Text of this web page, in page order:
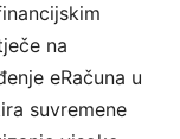
na
eRačuna u
suvremene